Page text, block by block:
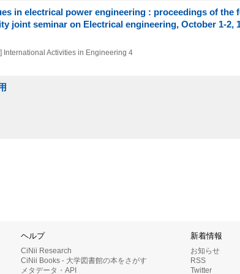
in electrical power engineering : proceedings of the
joint seminar on Electrical engineering, October 1-2,
International Activities in Engineering 4
ヘルプ
CiNii Research
CiNii Books - 大学図書館の本をさがす
メタデータ・API
新着情報
お知らせ
RSS
Twitter